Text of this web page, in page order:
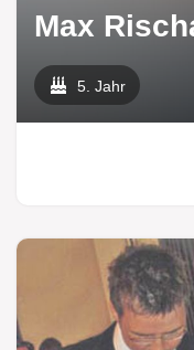
Max
5. Jahr